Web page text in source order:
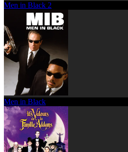
Men in Black 2
Men in Black